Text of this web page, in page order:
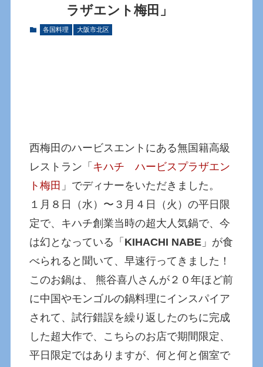
ラザエント梅田」
各国料理 大阪市北区
西梅田のハービスエントにある無国籍高級
レストラン「 キハチ ハービスプラザエン
ト梅田 」でディナーをいただきました。
１月８日（水）〜３月４日（火）の平日限
定で、キハチ創業当時の超大人気鍋で、今
は幻となっている「 KIHACHI NABE 」が食
べられると聞いて、早速行ってきました！
このお鍋は、 熊谷喜八さんが２０年ほど前
に中国やモンゴルの鍋料理にインスパイア
されて、試行錯誤を繰り返したのちに完成
した超大作で、こちらのお店で期間限定、
平日限定ではありますが、何と何と個室で